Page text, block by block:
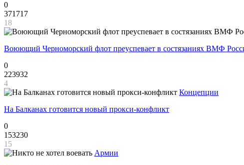
0
371717
18
Воюющий Черноморский флот преуспевает в состязаниях ВМФ
0
223932
4
Концепции
На Балканах готовится новый прокси-конфликт
0
153230
15
Армии